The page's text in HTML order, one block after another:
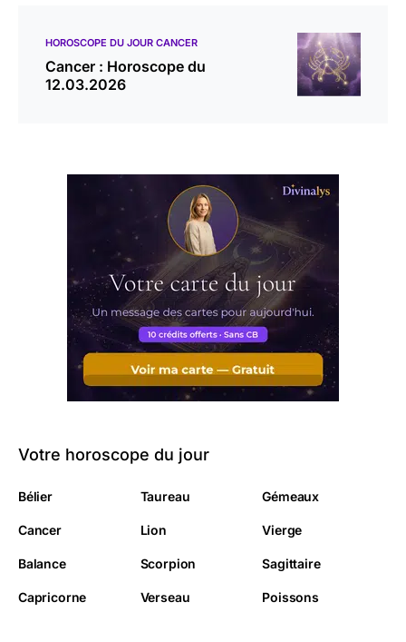
HOROSCOPE DU JOUR CANCER
Cancer : Horoscope du
12.03.2026
Votre horoscope du jour
Bélier Taureau Gémeaux
Cancer Lion Vierge
Balance Scorpion Sagittaire
Capricorne Verseau Poissons